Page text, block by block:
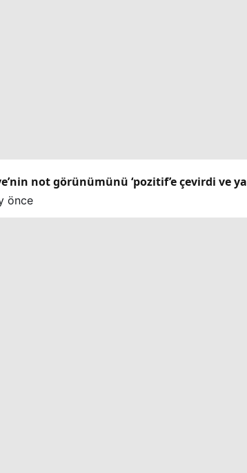
not görünümünü ‘pozitif’e çevirdi ve
önce